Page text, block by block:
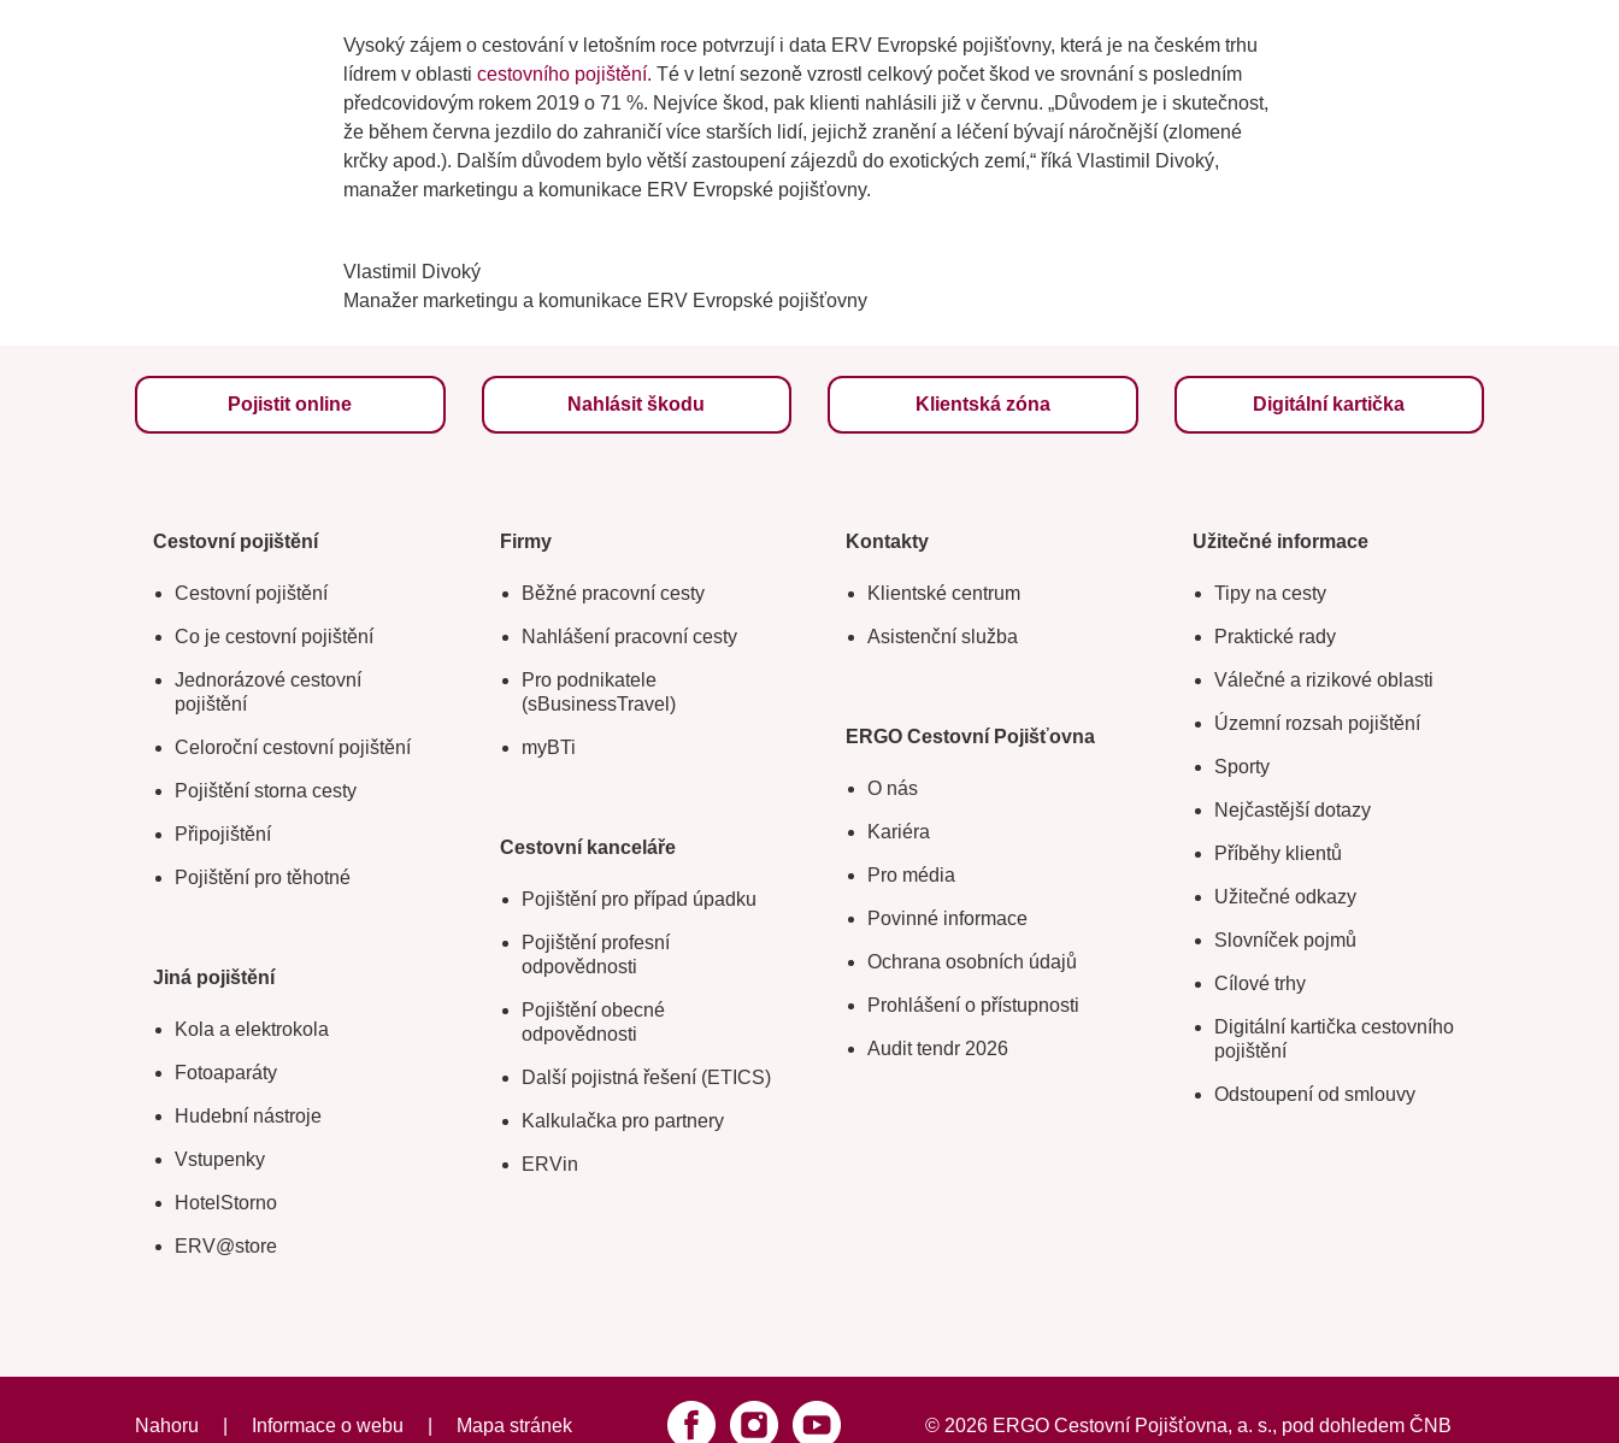
Vysoký zájem o cestování v letošním roce potvrzují i data ERV Evropské pojišťovny, která je na českém trhu
lídrem v oblasti cestovního pojištění. Té v letní sezoně vzrostl celkový počet škod ve srovnání s posledním
předcovidovým rokem 2019 o 71 %. Nejvíce škod, pak klienti nahlásili již v červnu. „Důvodem je i skutečnost,
že během června jezdilo do zahraničí více starších lidí, jejichž zranění a léčení bývají náročnější (zlomené
krčky apod.). Dalším důvodem bylo větší zastoupení zájezdů do exotických zemí,“ říká Vlastimil Divoký,
manažer marketingu a komunikace ERV Evropské pojišťovny.
Vlastimil Divoký
Manažer marketingu a komunikace ERV Evropské pojišťovny
Pojistit online Nahlásit škodu Klientská zóna Digitální kartička
Cestovní pojištění
Cestovní pojištění
Co je cestovní pojištění
Jednorázové cestovní
pojištění
Celoroční cestovní pojištění
Pojištění storna cesty
Připojištění
Pojištění pro těhotné
Jiná pojištění
Kola a elektrokola
Fotoaparáty
Hudební nástroje
Vstupenky
HotelStorno
ERV@store
Firmy
Běžné pracovní cesty
Nahlášení pracovní cesty
Pro podnikatele
(sBusinessTravel)
myBTi
Cestovní kanceláře
Pojištění pro případ úpadku
Pojištění profesní
odpovědnosti
Pojištění obecné
odpovědnosti
Další pojistná řešení (ETICS)
Kalkulačka pro partnery
ERVin
Kontakty
Klientské centrum
Asistenční služba
ERGO Cestovní Pojišťovna
O nás
Kariéra
Pro média
Povinné informace
Ochrana osobních údajů
Prohlášení o přístupnosti
Audit tendr 2026
Užitečné informace
Tipy na cesty
Praktické rady
Válečné a rizikové oblasti
Územní rozsah pojištění
Sporty
Nejčastější dotazy
Příběhy klientů
Užitečné odkazy
Slovníček pojmů
Cílové trhy
Digitální kartička cestovního
pojištění
Odstoupení od smlouvy
Nahoru Informace o webu Mapa stránek © 2026ERGO Cestovní Pojišťovna, a. s., pod dohledem ČNB